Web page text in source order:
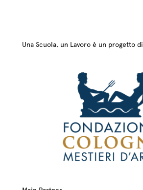
Una Scuola, un Lavoro è un progetto di